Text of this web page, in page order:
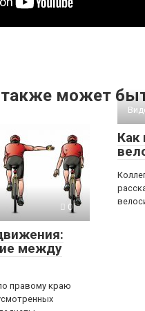
может
0
между
правому краю
Как